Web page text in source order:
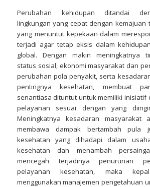
Perubahan kehidupan ditandai
lingkungan yang cepat dengan kemajuan
yang menuntut kepekaan dalam
terjadi agar tetap eksis dalam
global. Dengan makin meningkatnya
status sosial, ekonomi masyarakat dan
perubahan pola penyakit, serta
pentingnya kesehatan, membuat
senantiasa dituntut untuk memiliki inisiatif
pelayanan sesuai dengan yang
Meningkatnya kesadaran masyarakat
membawa dampak bertambah pula
kesehatan yang dihadapi dalam
kesehatan dan menambah
mencegah terjadinya penurunan
pelayanan kesehatan, maka
menggunakan manajemen pengetahuan